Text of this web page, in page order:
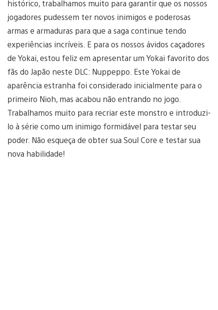
histórico, trabalhamos muito para garantir que os nossos
jogadores pudessem ter novos inimigos e poderosas
armas e armaduras para que a saga continue tendo
experiências incríveis. E para os nossos ávidos caçadores
de Yokai, estou feliz em apresentar um Yokai favorito dos
fãs do Japão neste DLC: Nuppeppo. Este Yokai de
aparência estranha foi considerado inicialmente para o
primeiro Nioh, mas acabou não entrando no jogo.
Trabalhamos muito para recriar este monstro e introduzi-
lo à série como um inimigo formidável para testar seu
poder. Não esqueça de obter sua Soul Core e testar sua
nova habilidade!